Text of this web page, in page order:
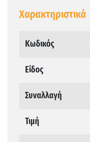
Χαρακτηριστικά
Κωδικός
Είδος
Συναλλαγή
Τιμή